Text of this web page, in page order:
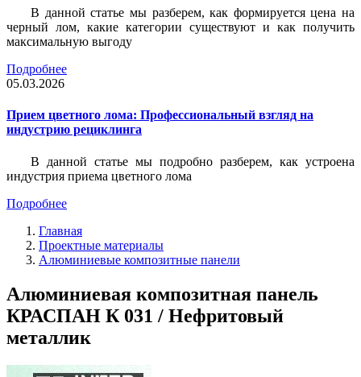
В данной статье мы разберем, как формируется цена на
черный лом, какие категории существуют и как получить
максимальную выгоду
Подробнее
05.03.2026
Прием цветного лома: Профессиональный взгляд на
индустрию рециклинга
В данной статье мы подробно разберем, как устроена
индустрия приема цветного лома
Подробнее
Главная
Проектные материалы
Алюминиевые композитные панели
Алюминиевая композитная панель
КРАСПАН К 031 / Нефритовый
металлик